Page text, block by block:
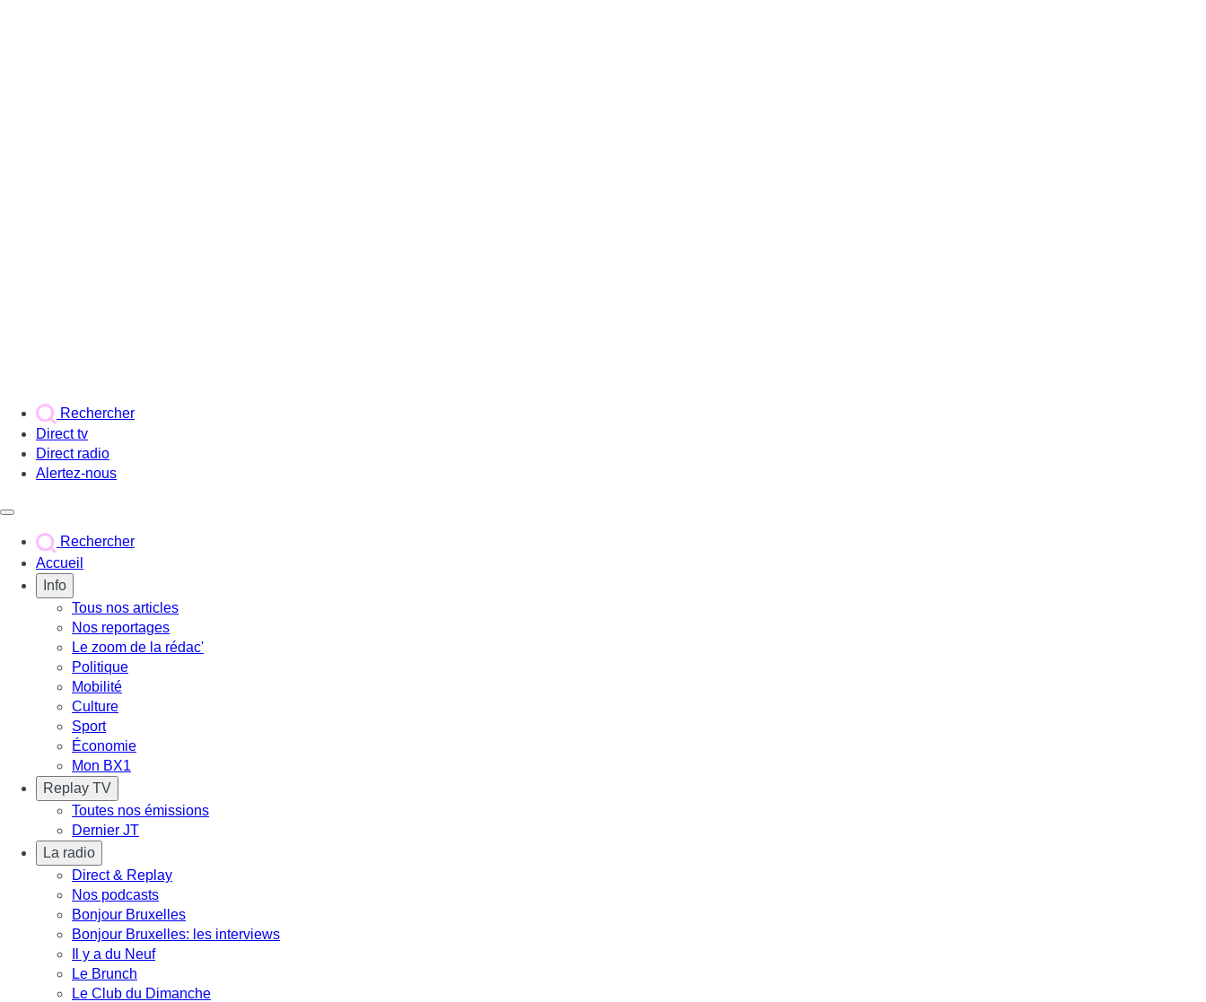
Rechercher
Direct tv
Direct radio
Alertez-nous
Rechercher
Accueil
Info
Tous nos articles
Nos reportages
Le zoom de la rédac'
Politique
Mobilité
Culture
Sport
Économie
Mon BX1
Replay TV
Toutes nos émissions
Dernier JT
La radio
Direct & Replay
Nos podcasts
Bonjour Bruxelles
Bonjour Bruxelles: les interviews
Il y a du Neuf
Le Brunch
Le Club du Dimanche